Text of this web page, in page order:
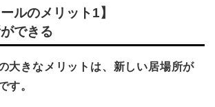
ルのメリット1】
できる
大きなメリットは、新しい居場所が
す。